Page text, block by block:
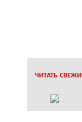
ЧИТАТЬ